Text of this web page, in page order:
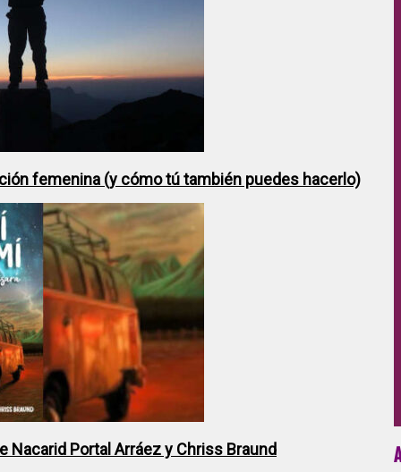
femenina (y cómo tú también puedes hacerlo)
Nacarid Portal Arráez y Chriss Braund